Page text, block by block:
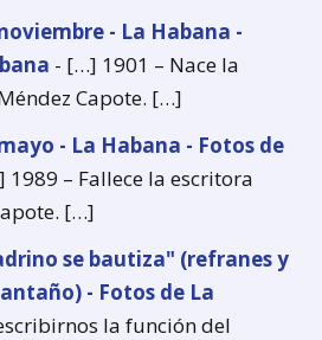
- La Habana -
- […] 1901 – Nace la
Capote. […]
- La Habana - Fotos de
1989 – Fallece la escritora
[…]
se bautiza" (refranes y
- Fotos de La
la función del